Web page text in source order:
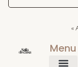
«
Menu